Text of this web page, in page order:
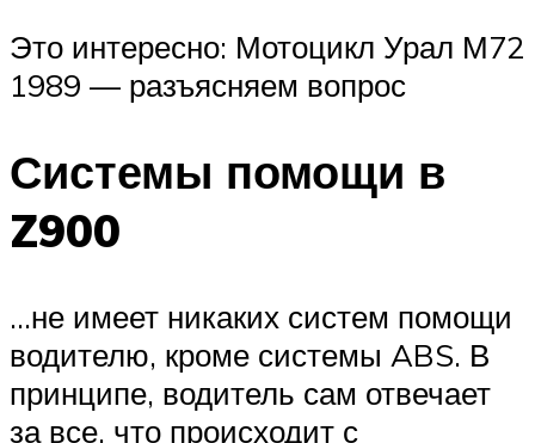
Это интересно: Мотоцикл Урал М72
1989 — разъясняем вопрос
Системы помощи в
Z900
…не имеет никаких систем помощи
водителю, кроме системы ABS. В
принципе, водитель сам отвечает
за все, что происходит с